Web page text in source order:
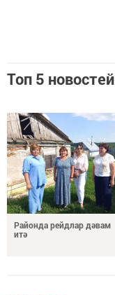
Топ 5 новостей
Районда рейдлар дәвам
итә